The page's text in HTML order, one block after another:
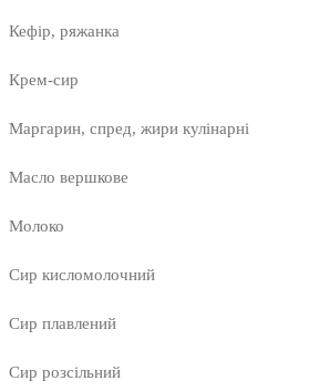
Кефір, ряжанка
Крем-сир
Маргарин, спред, жири кулінарні
Масло вершкове
Молоко
Сир кисломолочний
Сир плавлений
Сир розсільний